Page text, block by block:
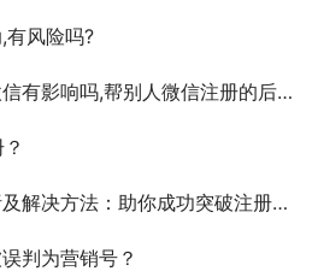
有风险吗?
有影响吗,帮别人微信注册的后果
决方法：助你成功突破注册障碍
判为营销号？